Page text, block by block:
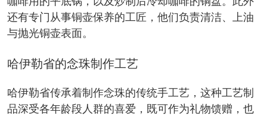
还有专门从事铜壶保养的工匠，他们负责清洁、上油
与抛光铜壶表面。
哈伊勒省的念珠制作工艺
哈伊勒省传承着制作念珠的传统手工艺，这种工艺制
品深受各年龄段人群的喜爱，既可作为礼物馈赠，也